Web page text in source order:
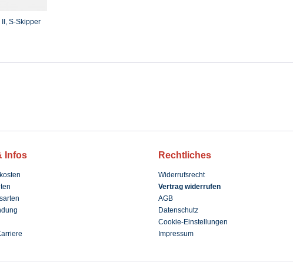
S-Skipper
Infos Rechtliches
Widerrufsrecht
Vertrag widerrufen
AGB
Datenschutz
Cookie-Einstellungen
Impressum